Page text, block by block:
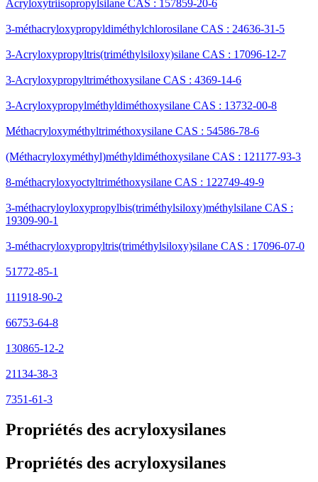
Acryloxytriisopropylsilane CAS : 157859-20-6
3-méthacryloxypropyldiméthylchlorosilane CAS : 24636-31-5
3-Acryloxypropyltris(triméthylsiloxy)silane CAS : 17096-12-7
3-Acryloxypropyltriméthoxysilane CAS : 4369-14-6
3-Acryloxypropylméthyldiméthoxysilane CAS : 13732-00-8
Méthacryloxyméthyltriméthoxysilane CAS : 54586-78-6
(Méthacryloxyméthyl)méthyldiméthoxysilane CAS : 121177-93-3
8-méthacryloxyoctyltriméthoxysilane CAS : 122749-49-9
3-méthacryloyloxypropylbis(triméthylsiloxy)méthylsilane CAS :
19309-90-1
3-méthacryloxypropyltris(triméthylsiloxy)silane CAS : 17096-07-0
51772-85-1
111918-90-2
66753-64-8
130865-12-2
21134-38-3
7351-61-3
Propriétés des acryloxysilanes
Propriétés des acryloxysilanes